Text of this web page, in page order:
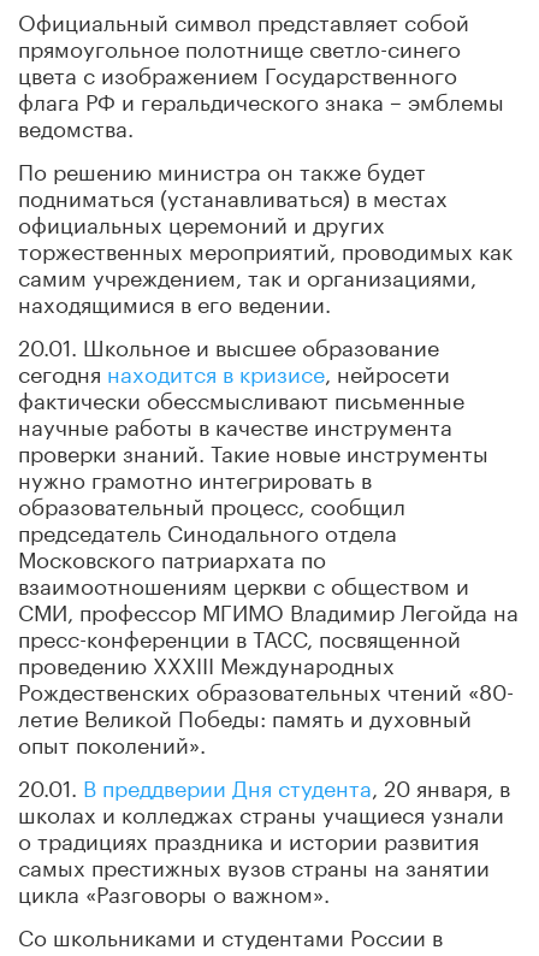
Официальный символ представляет собой
прямоугольное полотнище светло-синего
цвета с изображением Государственного
флага РФ и геральдического знака – эмблемы
ведомства.
По решению министра он также будет
подниматься (устанавливаться) в местах
официальных церемоний и других
торжественных мероприятий, проводимых как
самим учреждением, так и организациями,
находящимися в его ведении.
20.01. Школьное и высшее образование
сегодня находится в кризисе, нейросети
фактически обессмысливают письменные
научные работы в качестве инструмента
проверки знаний. Такие новые инструменты
нужно грамотно интегрировать в
образовательный процесс, сообщил
председатель Синодального отдела
Московского патриархата по
взаимоотношениям церкви с обществом и
СМИ, профессор МГИМО Владимир Легойда на
пресс-конференции в ТАСС, посвященной
проведению XXXIII Международных
Рождественских образовательных чтений «80-
летие Великой Победы: память и духовный
опыт поколений».
20.01. В преддверии Дня студента , 20 января, в
школах и колледжах страны учащиеся узнали
о традициях праздника и истории развития
самых престижных вузов страны на занятии
цикла «Разговоры о важном».
Со школьниками и студентами России в